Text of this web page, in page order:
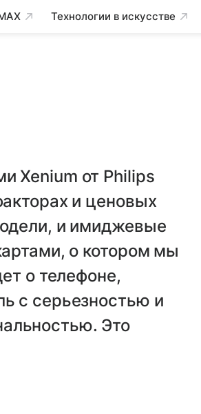
Технологии в искусстве
Xenium от Philips
и ценовых
и имиджевые
о котором мы
о телефоне,
с серьезностью и
Это